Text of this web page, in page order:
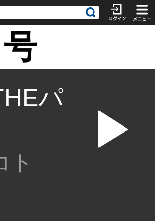
パ
ト
▶